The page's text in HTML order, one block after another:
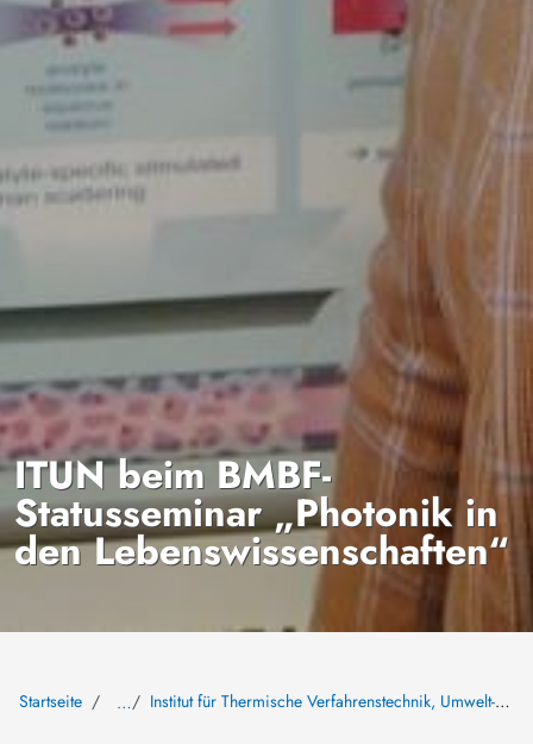
ITUN beim BMBF-
Statusseminar „Photonik in
den Lebenswissenschaften“
Startseite … Institut für Thermische Verfahrenstechnik, Umwelt- und Naturstoffverfahrenstechnik